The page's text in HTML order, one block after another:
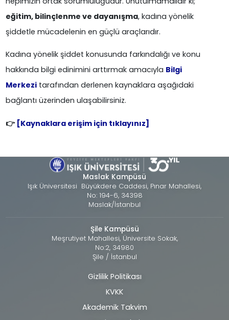
eğitim, bilinçlenme ve dayanışma, kadına yönelik
şiddetle mücadelenin en güçlü araçlarıdır.
Kadına yönelik şiddet konusunda farkındalığı ve konu
hakkında bilgi edinimini arttırmak amacıyla Bilgi
Merkezitarafından derlenen kaynaklara aşağıdaki
bağlantı üzerinden ulaşabilirsiniz.
👉 [Kaynaklara erişim için tıklayınız]
Maslak Kampüsü
Işık Üniversitesi Büyükdere Caddesi, Pınar Mahallesi,
No: 194-6, 34398
Maslak/İstanbul
Şile Kampüsü
Meşrutiyet Mahallesi, Üniversite Sokak,
No:2, 34980
Şile / İstanbul
Alt
bilgi
Gizlilik Politikası
KVKK
Akademik Takvim